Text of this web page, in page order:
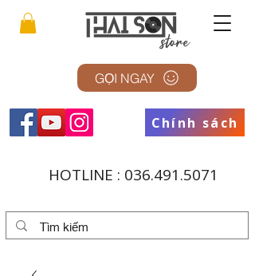
GỌI NGAY
Chính sách
HOTLINE : 036.491.5071